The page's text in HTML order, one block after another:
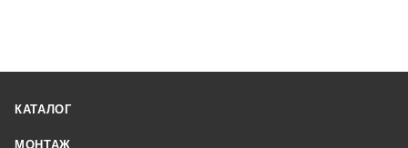
КАТАЛОГ
МОНТАЖ